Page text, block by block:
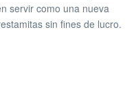
servir como una nueva
sin fines de lucro.